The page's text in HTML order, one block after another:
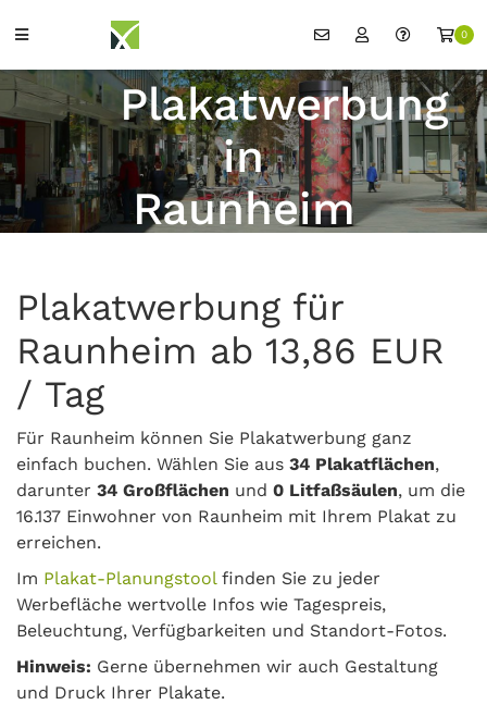
0
Plakatwerbung
in
Raunheim
Plakatwerbung für
Raunheim ab 13,86 EUR
/ Tag
Für Raunheim können Sie Plakatwerbung ganz
einfach buchen. Wählen Sie aus 34 Plakatflächen,
darunter 34 Großflächen und 0 Litfaßsäulen, um die
16.137 Einwohner von Raunheim mit Ihrem Plakat zu
erreichen.
Im Plakat-Planungstoolfinden Sie zu jeder
Werbefläche wertvolle Infos wie Tagespreis,
Beleuchtung, Verfügbarkeiten und Standort-Fotos.
Hinweis: Gerne übernehmen wir auch Gestaltung
und Druck Ihrer Plakate.